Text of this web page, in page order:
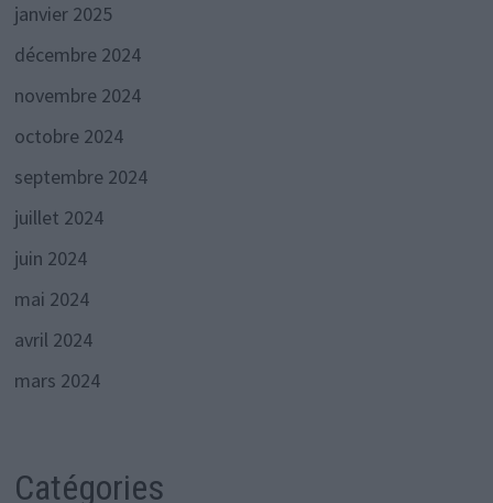
janvier 2025
décembre 2024
novembre 2024
octobre 2024
septembre 2024
juillet 2024
juin 2024
mai 2024
avril 2024
mars 2024
Catégories